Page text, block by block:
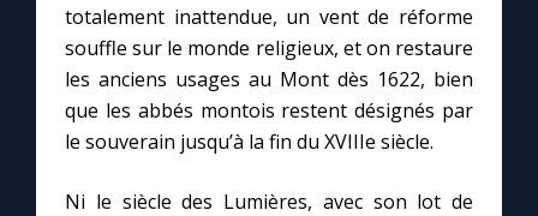
totalement inattendue, un vent de réforme
souffle sur le monde religieux, et on restaure
les anciens usages au Mont dès 1622, bien
que les abbés montois restent désignés par
le souverain jusqu’à la fin du XVIIIe siècle.
Ni le siècle des Lumières, avec son lot de